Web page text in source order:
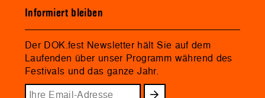
Informiert bleiben
Der DOK.fest Newsletter hält Sie auf dem
Laufenden über unser Programm während des
Festivals und das ganze Jahr.